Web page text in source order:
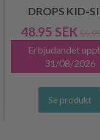
DROPS KID-
48.95 SEK
Erbjudandet
31/08/2026
Se produkt